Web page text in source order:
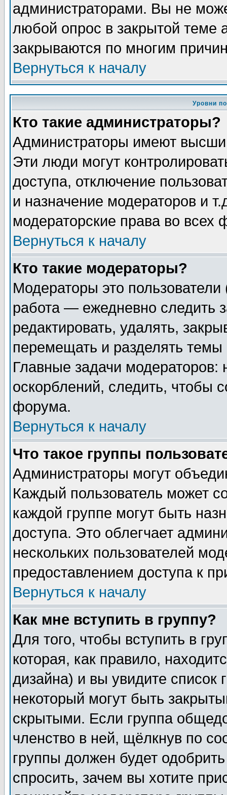
администраторами. Вы не
любой опрос в закрытой теме
закрываются по многим
Вернуться к началу
Уровни
Кто такие администраторы?
Администраторы имеют
Эти люди могут
доступа, отключение
и назначение модераторов и
модераторские права во всех
Вернуться к началу
Кто такие модераторы?
Модераторы это
работа — ежедневно следить
редактировать, удалять,
перемещать и разделять
Главные задачи
оскорблений, следить, чтобы
форума.
Вернуться к началу
Что такое группы
Администраторы могут
Каждый пользователь может
каждой группе могут быть
доступа. Это облегчает
нескольких пользователей
предоставлением доступа к
Вернуться к началу
Как мне вступить в группу?
Для того, чтобы вступить в
которая, как правило,
дизайна) и вы увидите список
некоторый могут быть
скрытыми. Если группа
членство в ней, щёлкнув по
группы должен будет
спросить, зачем вы хотите